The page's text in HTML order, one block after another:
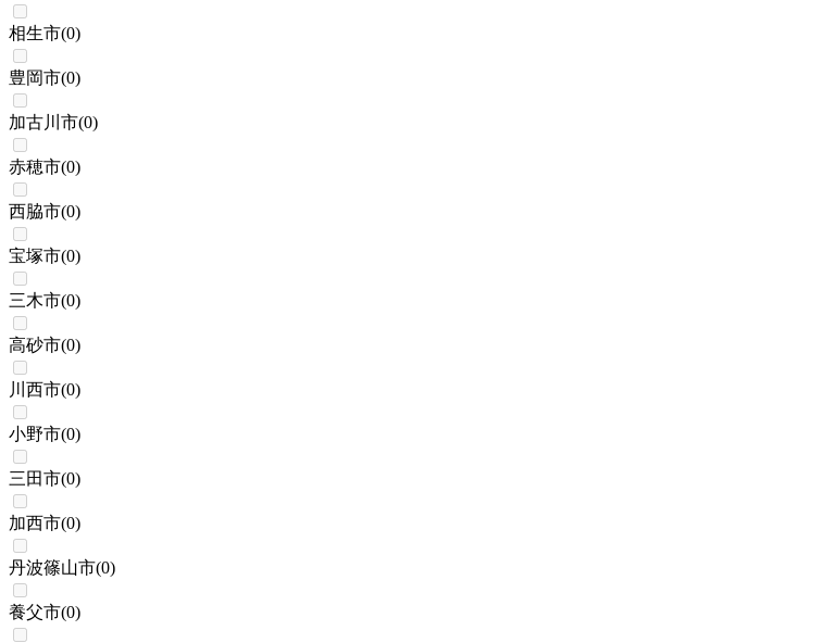
相生市(0)
豊岡市(0)
加古川市(0)
赤穂市(0)
西脇市(0)
宝塚市(0)
三木市(0)
高砂市(0)
川西市(0)
小野市(0)
三田市(0)
加西市(0)
丹波篠山市(0)
養父市(0)